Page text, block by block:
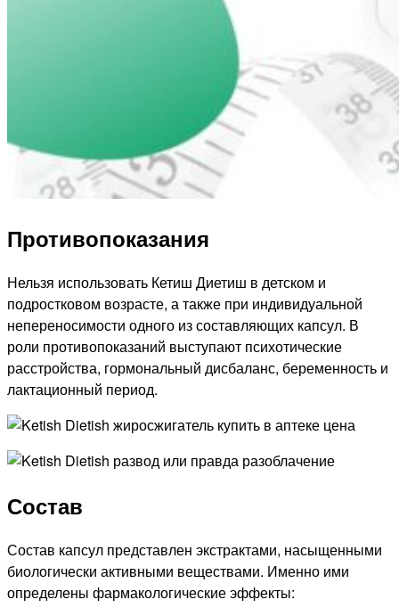
Противопоказания
Нельзя использовать Кетиш Диетиш в детском и
подростковом возрасте, а также при индивидуальной
непереносимости одного из составляющих капсул. В
роли противопоказаний выступают психотические
расстройства, гормональный дисбаланс, беременность и
лактационный период.
Состав
Состав капсул представлен экстрактами, насыщенными
биологически активными веществами. Именно ими
определены фармакологические эффекты: